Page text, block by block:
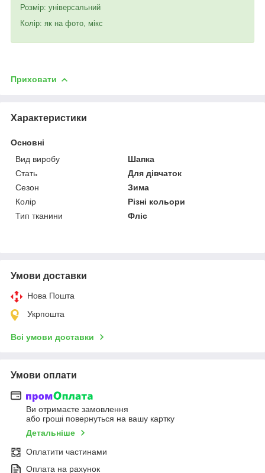
Розмір: універсальний
Колір: як на фото, мікс
Приховати
Характеристики
Основні
Вид виробу
Шапка
Стать
Для дівчаток
Сезон
Зима
Колір
Різні кольори
Тип тканини
Фліс
Умови доставки
Нова Пошта
Укрпошта
Всі умови доставки
Умови оплати
Ви отримаєте замовлення
або гроші повернуться на вашу картку
Детальніше
Оплатити частинами
Оплата на рахунок